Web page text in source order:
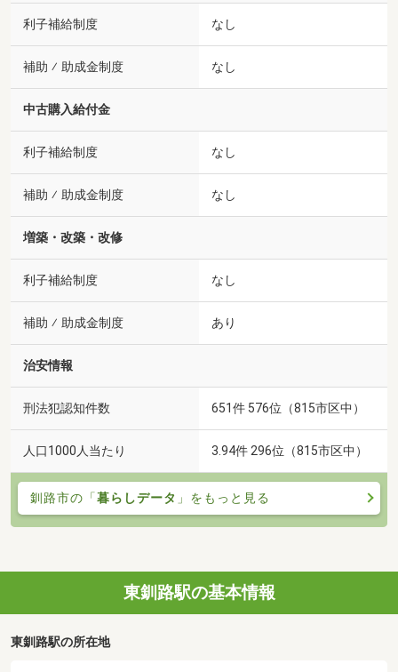
利子補給制度 なし
補助 ⁄ 助成金制度 なし
中古購入給付金
利子補給制度 なし
補助 ⁄ 助成金制度 なし
増築・改築・改修
利子補給制度 なし
補助 ⁄ 助成金制度 あり
治安情報
刑法犯認知件数 651件 576位（815市区中）
人口1000人当たり 3.94件 296位（815市区中）
釧路市の「暮らしデータ 」をもっと見る
東釧路駅の基本情報
東釧路駅の所在地